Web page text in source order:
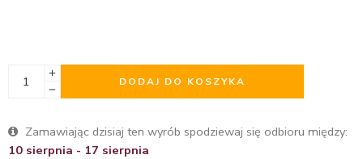
DODAJ DO KOSZYKA
Zamawiając dzisiaj ten wyrób spodziewaj się odbioru między:
10 sierpnia - 17 sierpnia